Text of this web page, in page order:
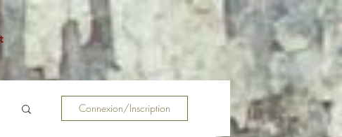
Connexion/Inscription